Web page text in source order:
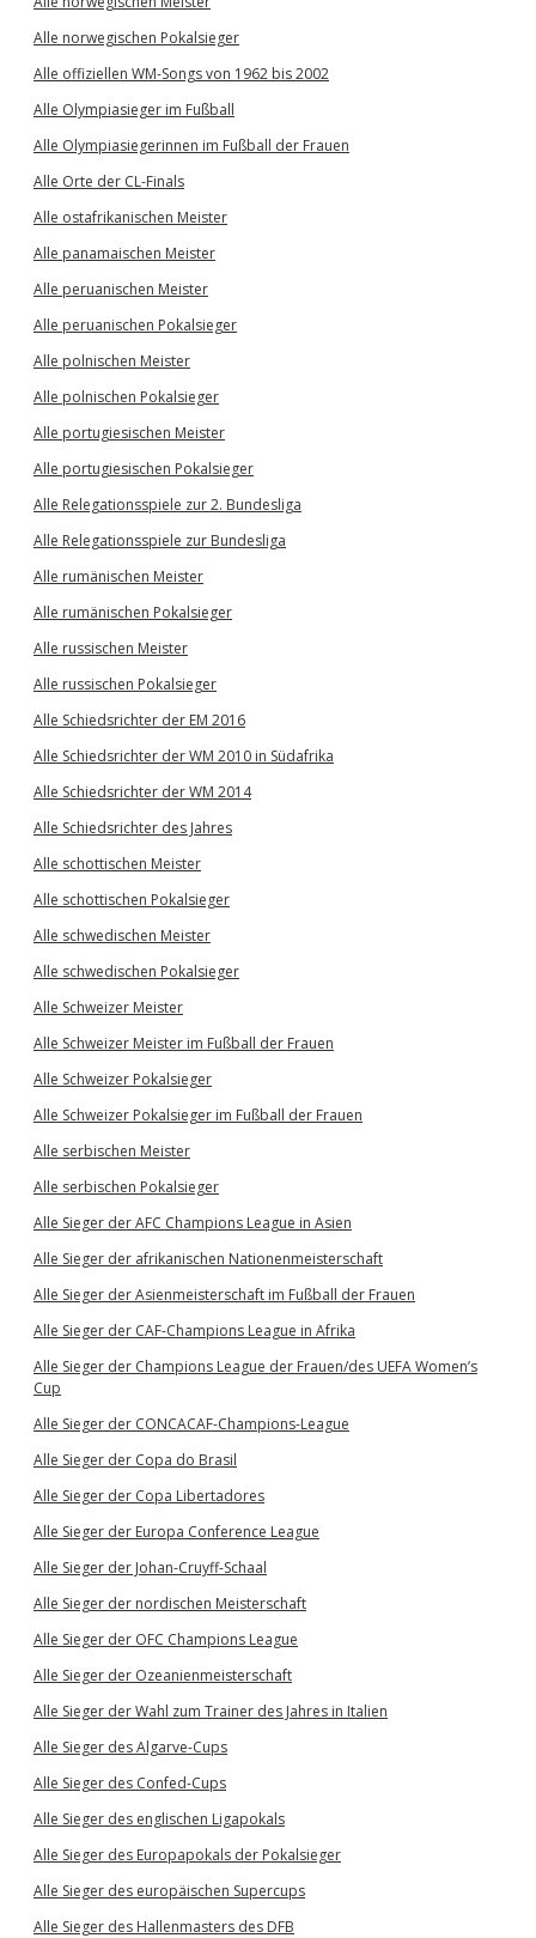
Alle norwegischen Pokalsieger
Alle offiziellen WM-Songs von 1962 bis 2002
Alle Olympiasieger im Fußball
Alle Olympiasiegerinnen im Fußball der Frauen
Alle Orte der CL-Finals
Alle ostafrikanischen Meister
Alle panamaischen Meister
Alle peruanischen Meister
Alle peruanischen Pokalsieger
Alle polnischen Meister
Alle polnischen Pokalsieger
Alle portugiesischen Meister
Alle portugiesischen Pokalsieger
Alle Relegationsspiele zur 2. Bundesliga
Alle Relegationsspiele zur Bundesliga
Alle rumänischen Meister
Alle rumänischen Pokalsieger
Alle russischen Meister
Alle russischen Pokalsieger
Alle Schiedsrichter der EM 2016
Alle Schiedsrichter der WM 2010 in Südafrika
Alle Schiedsrichter der WM 2014
Alle Schiedsrichter des Jahres
Alle schottischen Meister
Alle schottischen Pokalsieger
Alle schwedischen Meister
Alle schwedischen Pokalsieger
Alle Schweizer Meister
Alle Schweizer Meister im Fußball der Frauen
Alle Schweizer Pokalsieger
Alle Schweizer Pokalsieger im Fußball der Frauen
Alle serbischen Meister
Alle serbischen Pokalsieger
Alle Sieger der AFC Champions League in Asien
Alle Sieger der afrikanischen Nationenmeisterschaft
Alle Sieger der Asienmeisterschaft im Fußball der Frauen
Alle Sieger der CAF-Champions League in Afrika
Alle Sieger der Champions League der Frauen/des UEFA Women’s
Cup
Alle Sieger der CONCACAF-Champions-League
Alle Sieger der Copa do Brasil
Alle Sieger der Copa Libertadores
Alle Sieger der Europa Conference League
Alle Sieger der Johan-Cruyff-Schaal
Alle Sieger der nordischen Meisterschaft
Alle Sieger der OFC Champions League
Alle Sieger der Ozeanienmeisterschaft
Alle Sieger der Wahl zum Trainer des Jahres in Italien
Alle Sieger des Algarve-Cups
Alle Sieger des Confed-Cups
Alle Sieger des englischen Ligapokals
Alle Sieger des Europapokals der Pokalsieger
Alle Sieger des europäischen Supercups
Alle Sieger des Hallenmasters des DFB